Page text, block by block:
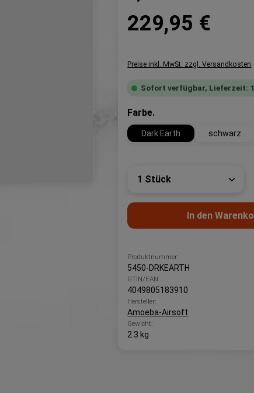
229,95 €
Preise inkl. MwSt. zzgl. Versandkosten
Sofort verfügbar, Lieferzeit:
Farbe.auswählen
Dark Earth schwarz
Produkt Anzahl:
In den
Produktnummer:
5450-DRKEARTH
GTIN/EAN:
4049805183910
Hersteller:
Amoeba-Airsoft
Gewicht:
2.3 kg